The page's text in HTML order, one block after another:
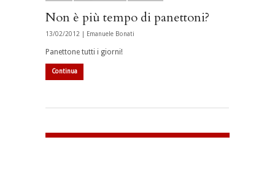
Non è più tempo di panettoni?
13/02/2012 | Emanuele Bonati
Panettone tutti i giorni!
Continua